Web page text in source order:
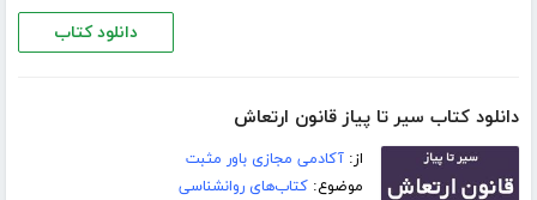
دانلود کتاب
دانلود کتاب سیر تا پیاز قانون ارتعاش
از:آکادمی مجازی باور مثبت
موضوع:کتاب‌های روانشناسی